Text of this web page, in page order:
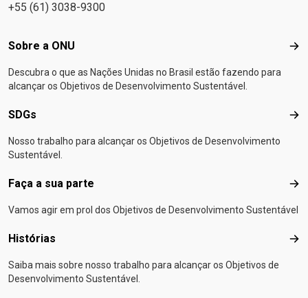
+55 (61) 3038-9300
Footer menu
Sobre a ONU
Descubra o que as Nações Unidas no Brasil estão fazendo para
alcançar os Objetivos de Desenvolvimento Sustentável.
SDGs
Nosso trabalho para alcançar os Objetivos de Desenvolvimento
Sustentável.
Faça a sua parte
Vamos agir em prol dos Objetivos de Desenvolvimento Sustentável
Histórias
Saiba mais sobre nosso trabalho para alcançar os Objetivos de
Desenvolvimento Sustentável.